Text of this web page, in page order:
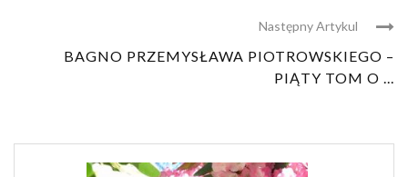
Następny Artykul
BAGNO PRZEMYSŁAWA PIOTROWSKIEGO –
PIĄTY TOM O ...